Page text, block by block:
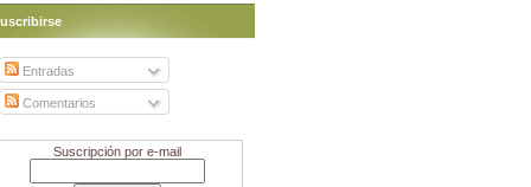
Entradas
Comentarios
Suscripción por e-mail